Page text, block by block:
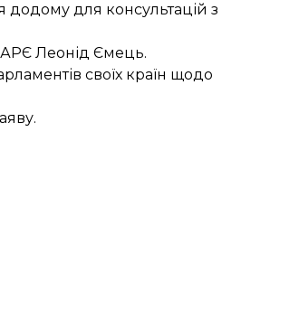
для консультацій з
Леонід Ємець.
своїх країн щодо